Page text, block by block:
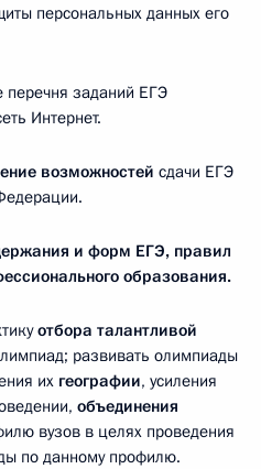
персональных данных его
перечня заданий ЕГЭ
Интернет.
возможностей сдачи ЕГЭ
и форм ЕГЭ, правил
образования.
отбора талантливой
развивать олимпиады
их географии, усиления
объединения
вузов в целях проведения
по данному профилю.